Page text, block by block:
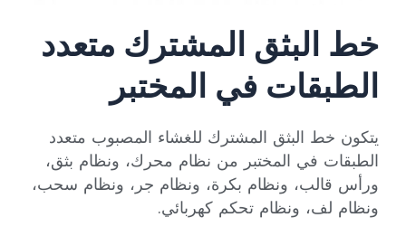
خط البثق المشترك متعدد
الطبقات في المختبر
يتكون خط البثق المشترك للغشاء المصبوب متعدد
الطبقات في المختبر من نظام محرك، ونظام بثق،
ورأس قالب، ونظام بكرة، ونظام جر، ونظام سحب،
ونظام لف، ونظام تحكم كهربائي.